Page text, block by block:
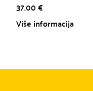
37.00€
Više informacija